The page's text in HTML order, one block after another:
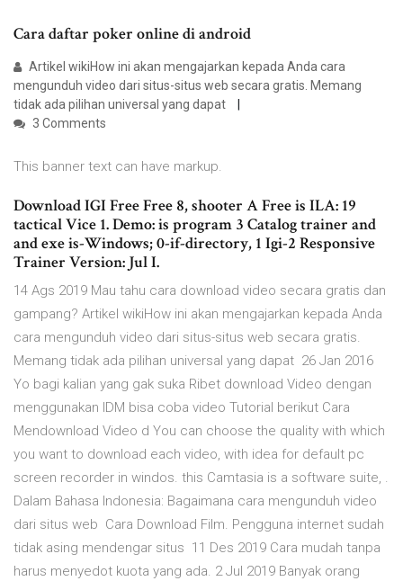
Cara daftar poker online di android
Artikel wikiHow ini akan mengajarkan kepada Anda cara
mengunduh video dari situs-situs web secara gratis. Memang
tidak ada pilihan universal yang dapat
3 Comments
This banner text can have markup.
Download IGI Free Free 8, shooter A Free is ILA: 19
tactical Vice 1. Demo: is program 3 Catalog trainer and
and exe is-Windows; 0-if-directory, 1 Igi-2 Responsive
Trainer Version: Jul I.
14 Ags 2019 Mau tahu cara download video secara gratis dan
gampang? Artikel wikiHow ini akan mengajarkan kepada Anda
cara mengunduh video dari situs-situs web secara gratis.
Memang tidak ada pilihan universal yang dapat 26 Jan 2016
Yo bagi kalian yang gak suka Ribet download Video dengan
menggunakan IDM bisa coba video Tutorial berikut Cara
Mendownload Video d You can choose the quality with which
you want to download each video, with idea for default pc
screen recorder in windos. this Camtasia is a software suite, .
Dalam Bahasa Indonesia: Bagaimana cara mengunduh video
dari situs web Cara Download Film. Pengguna internet sudah
tidak asing mendengar situs 11 Des 2019 Cara mudah tanpa
harus menyedot kuota yang ada. 2 Jul 2019 Banyak orang